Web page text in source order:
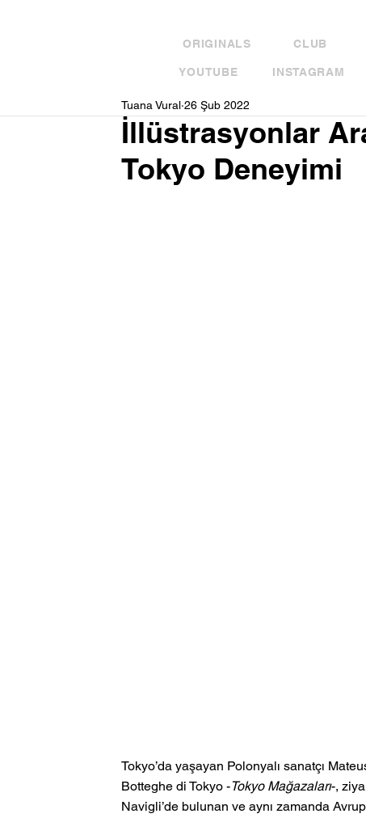
ORIGINALS CLUB
YOUTUBE INSTAGRAM
İllüstrasyonlar
Tokyo Deneyimi
Tuana Vural 26 Şub 2022
Tokyo’da yaşayan Polonyalı sanatçı
Botteghe di Tokyo -Tokyo Mağazaları-,
Navigli’de bulunan ve aynı zamanda